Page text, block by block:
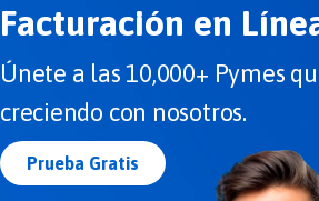
Facturación en
Únete a las 10,000+ Pymes
creciendo con nosotros.
Prueba Gratis